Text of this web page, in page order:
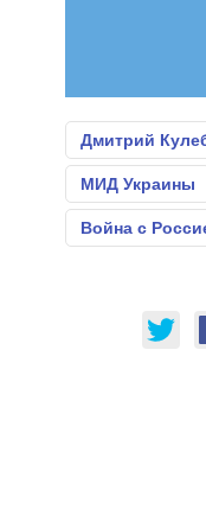
Дмитрий
МИД Украины
Война с